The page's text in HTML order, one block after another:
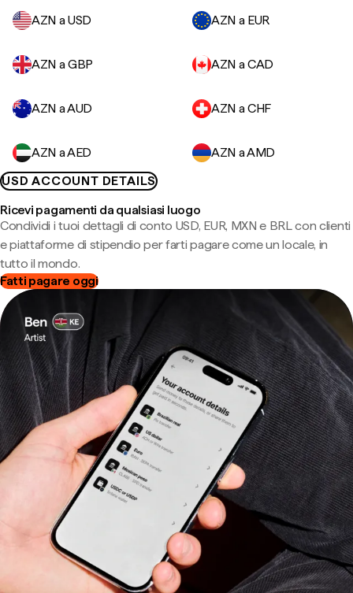
AZN a USD
AZN a EUR
AZN a GBP AZN a CAD
AZN a AUD AZN a CHF
AZN a AED
AZN a AMD
USD ACCOUNT DETAILS
Ricevi pagamenti da qualsiasi luogo
Condividi i tuoi dettagli di conto USD, EUR, MXN e BRL con clienti
e piattaforme di stipendio per farti pagare come un locale, in
tutto il mondo.
Fatti pagare oggi